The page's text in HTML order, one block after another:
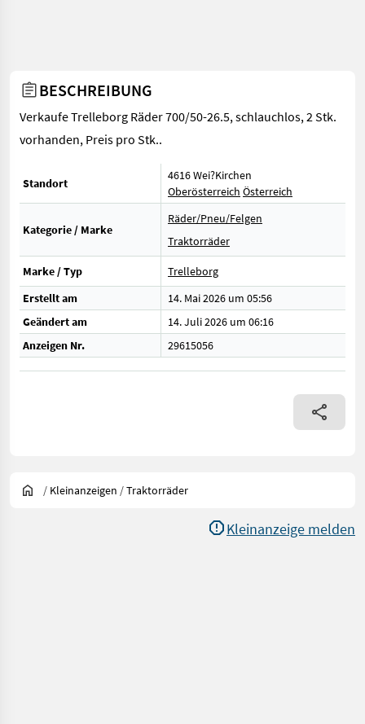
BESCHREIBUNG
Verkaufe Trelleborg Räder 700/50-26.5, schlauchlos, 2 Stk.
vorhanden, Preis pro Stk..
Standort
4616 Wei?Kirchen
Oberösterreich Österreich
Kategorie / Marke
Räder/Pneu/Felgen
Traktorräder
Marke / Typ
Trelleborg
Erstellt am
14. Mai 2026 um 05:56
Geändert am
14. Juli 2026 um 06:16
Anzeigen Nr.
29615056
/ Kleinanzeigen /Traktorräder
Kleinanzeige melden